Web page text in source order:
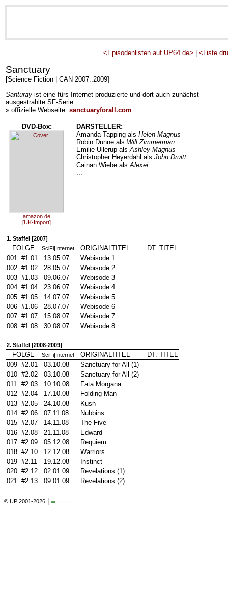
<Episodenlisten auf UP64.de> <Liste
Sanctuary
[Science Fiction | CAN 2007..2009]
Santuray ist eine fürs Internet produzierte und dort auch zunächst
ausgestrahlte SF-Serie.
» offizielle Webseite: sanctuaryforall.com
DVD-Box:
amazon.de
[UK-Import]
DARSTELLER:
Amanda Tapping als Helen Magnus
Robin Dunne als Will Zimmerman
Emilie Ullerup alsAshley Magnus
Christopher Heyerdahl als John Druitt
Cainan Wiebe alsAlexei
...
1. Staffel [2007]
FOLGE SciFi|Internet ORIGINALTITEL
DT. TITEL
001 #1.01 13.05.07
Webisode 1
002 #1.02 28.05.07
Webisode 2
003 #1.03 09.06.07
Webisode 3
004 #1.04 23.06.07
Webisode 4
005 #1.05 14.07.07
Webisode 5
006 #1.06 28.07.07
Webisode 6
007 #1.07 15.08.07
Webisode 7
008 #1.08 30.08.07 Webisode 8
2. Staffel [2008-2009]
FOLGE SciFi|Internet ORIGINALTITEL
DT. TITEL
009 #2.01 03.10.08
Sanctuary for All (1)
010 #2.02 03.10.08
Sanctuary for All (2)
011 #2.03 10.10.08
Fata Morgana
012 #2.04 17.10.08
Folding Man
013 #2.05 24.10.08
Kush
014 #2.06 07.11.08
Nubbins
015 #2.07 14.11.08
The Five
016 #2.08 21.11.08
Edward
017 #2.09 05.12.08
Requiem
018 #2.10 12.12.08
Warriors
019 #2.11 19.12.08
Instinct
020 #2.12 02.01.09
Revelations (1)
021 #2.13 09.01.09 Revelations (2)
© UP 2001-2026